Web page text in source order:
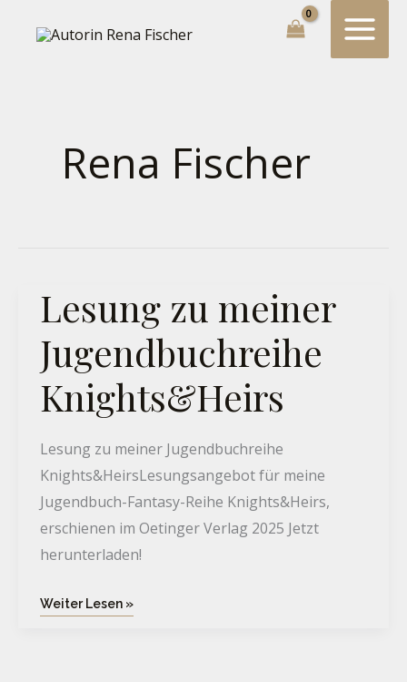
Inhalt
Rena Fischer
Lesung zu meiner
Jugendbuchreihe
Knights&Heirs
Lesung zu meiner Jugendbuchreihe
Knights&HeirsLesungsangebot für meine
Jugendbuch-Fantasy-Reihe Knights&Heirs,
erschienen im Oetinger Verlag 2025 Jetzt
herunterladen!
Zu
Meiner
Jugendbuchreihe
Knights&Heirs
Weiter Lesen »